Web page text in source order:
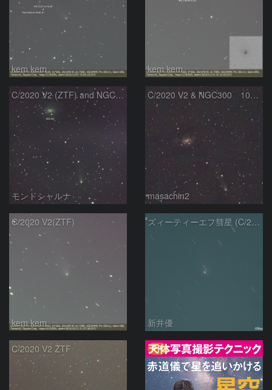
kem.kem kem.kem
C/2020 V2 (ZTF) and NGC300
モンドシャルナ
C/2020 V2 & NGC300 10/15
masachin2
C/2020 V2(ZTF)
kem.kem
ズィーティーエフ彗星 (C/2020V2)：202309/12
新井優
C/2020 V2 ZTF PR